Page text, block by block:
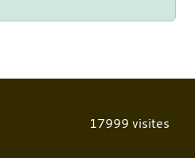
17999 visites